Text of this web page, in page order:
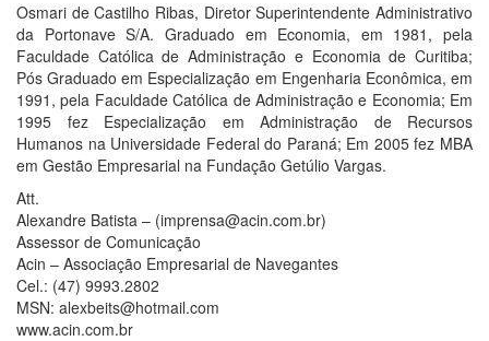
Osmari de Castilho Ribas, Diretor Superintendente Administrativo
da Portonave S/A. Graduado em Economia, em 1981, pela
Faculdade Católica de Administração e Economia de Curitiba;
Pós Graduado em Especialização em Engenharia Econômica, em
1991, pela Faculdade Católica de Administração e Economia; Em
1995 fez Especialização em Administração de Recursos
Humanos na Universidade Federal do Paraná; Em 2005 fez MBA
em Gestão Empresarial na Fundação Getúlio Vargas.
Att.
Alexandre Batista – (imprensa@acin.com.br)
Assessor de Comunicação
Acin – Associação Empresarial de Navegantes
Cel.: (47) 9993.2802
MSN: alexbeits@hotmail.com
www.acin.com.br